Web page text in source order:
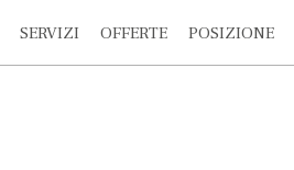
SERVIZI OFFERTE POSIZIONE